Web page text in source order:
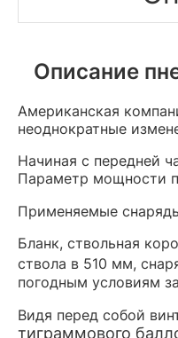
Описание
Американская
неоднократные
Начиная с передней
Параметр мощности
Применяемые
Бланк, ствольная
ствола в 510 мм,
погодным условиям
Видя перед собой
тиграммового